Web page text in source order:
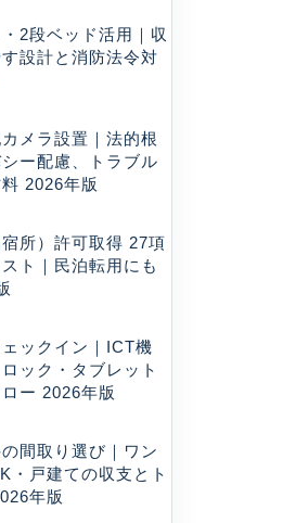
2段ベッド活用｜収
設計と消防法令対
メラ設置｜法的根
ー配慮、トラブル
2026年版
所）許可取得 27項
ト｜民泊転用にも
ックイン｜ICT機
ック・タブレット
ー 2026年版
間取り選び｜ワン
・戸建ての収支とト
年版